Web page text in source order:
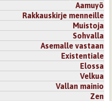
Aamuyö
Rakkauskirje menneille
Muistoja
Sohvalla
Asemalle vastaan
Existentiale
Elossa
Velkua
Vallan mainio
Zen